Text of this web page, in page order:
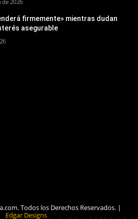
de 2026
firmemente» mientras dudan
asegurable
Todos los Derechos Reservados. |
Edgar Designs